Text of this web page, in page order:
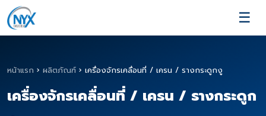
☰
หน้าแรก › ผลิตภัณฑ์ › เครื่องจักรเคลื่อนที่ / เครน / รางกระดูกงู
เครื่องจักรเคลื่อนที่ / เครน / รางกระดูก